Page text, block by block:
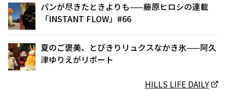
パンが尽きたときよりも——藤原ヒロシの連載
「INSTANT FLOW」#66
夏のご褒美、とびきりリュクスなかき氷——阿久
津ゆりえがリポート
HILLS LIFE DAILY